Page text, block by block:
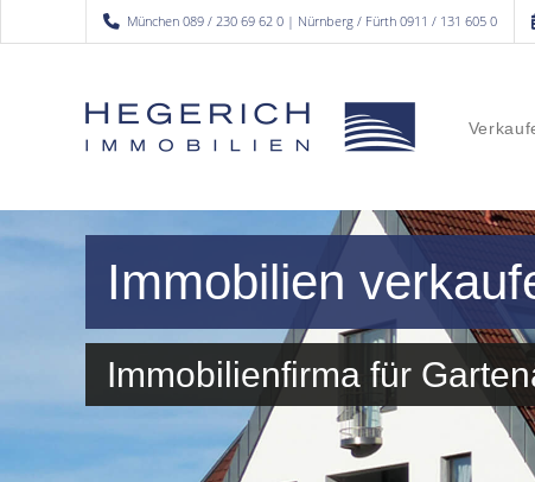
München 089 / 230 69 62 0 | Nürnberg / Fürth 0911 / 131 605 0
Immobilien
Immobilienfirma für